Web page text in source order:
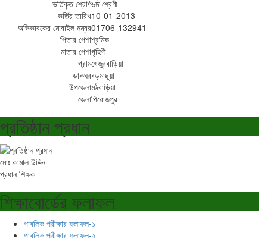
ভর্তিকৃত শ্রেণি৬ষ্ঠ শ্রেণী
ভর্তির তারিখ10-01-2013
অভিভাবকের মোবাইল নম্বর01706-132941
পিতার পেশাশ্রমিক
মাতার পেশাগৃহিণী
গ্রামখেজুরবাড়িয়া
ডাকঘরবড়মাছুয়া
উপজেলামঠবাড়িয়া
জেলাপিরোজপুর
প্রতিষ্ঠান প্রধান
মোঃ কামাল উদ্দিন
প্রধান শিক্ষক
শিক্ষাবোর্ডের ফলাফল
পাবলিক পরীক্ষার ফলাফল-১
পাবলিক পরীক্ষার ফলাফল-২